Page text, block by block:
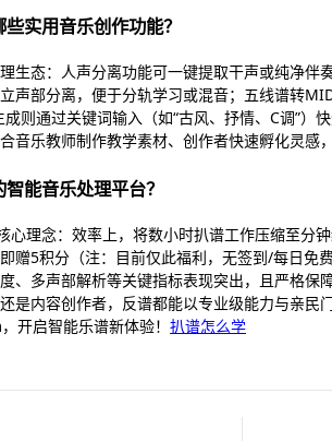
实用音乐创作功能？
生态：人声分离功能可一键提取干声或纯净伴
声部分离，便于分轨学习或混音；五线谱转
则通过关键词输入（如“古风、抒情、C调”）
音乐教师制作教学素材、创作者快速孵化灵感
能音乐处理平台？
心理念：效率上，将数小时扒谱工作压缩至分
赠5积分（注：目前仅此福利，无签到/每日免
、多声部解析等关键指标表现突出，且严格保
是内容创作者，反谱都能以专业级能力与亲民
启智能乐谱新体验！ 扒谱怎么学